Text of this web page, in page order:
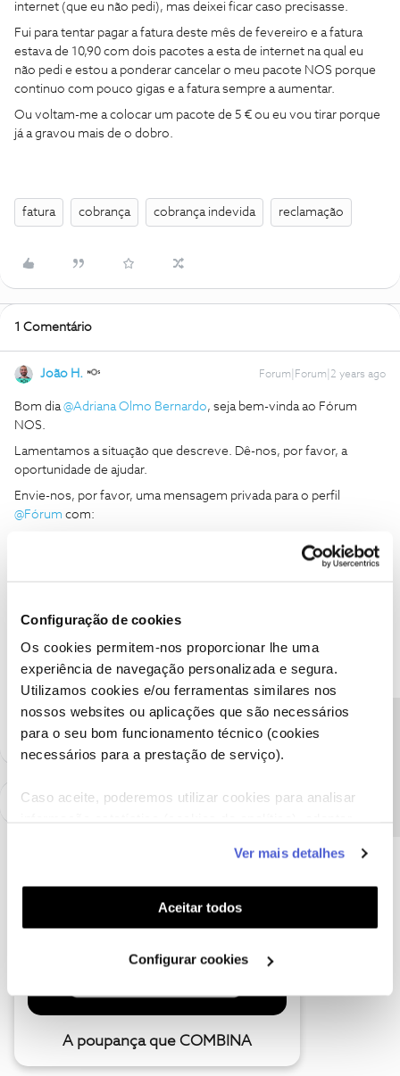
Configuração de cookies
Os cookies permitem-nos proporcionar lhe uma
experiência de navegação personalizada e segura.
Utilizamos cookies e/ou ferramentas similares nos
nossos websites ou aplicações que são necessários
para o seu bom funcionamento técnico (cookies
necessários para a prestação de serviço).
Caso aceite, poderemos utilizar cookies para analisar
funcionalidades (cookies de personalização e
funcionalidade) e adaptar anúncios aos seus interesses
(cookies de publicidade personalizada). Pode gerir a
utilização dos cookies clicando em "Configurar
Ver mais detalhes
Aceitar todos
Configurar cookies
internet (que eu não pedi), mas deixei ficar caso precisasse.
Fui para tentar pagar a fatura deste mês de fevereiro e a fatura
estava de 10,90 com dois pacotes a esta de internet na qual eu
não pedi e estou a ponderar cancelar o meu pacote NOS porque
continuo com pouco gigas e a fatura sempre a aumentar.
Ou voltam-me a colocar um pacote de 5 € ou eu vou tirar porque
já a gravou mais de o dobro.
fatura cobrança cobrança indevida reclamação
1 Comentário
João H. Forum|Forum|2 years ago
Bom dia@Adriana Olmo Bernardo, seja bem-vinda ao Fórum
NOS.
Lamentamos a situação que descreve. Dê-nos, por favor, a
oportunidade de ajudar.
Envie-nos, por favor, uma mensagem privada para o perfil
@Fórum com:
Número de contribuinte associado ao contrato.
Ajude a comunidade a encontrar informação relevante. Marque
como "Melhor Resposta" e faça "Like" nos melhores comentários.
Siga os perfis da moderação, através da opção "Seguir", para estar
sempre a par das ultimas novidades.
A poupança que COMBINA